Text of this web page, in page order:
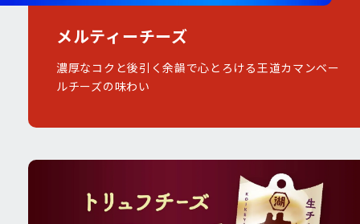
メルティーチーズ
濃厚なコクと後引く余韻で心とろける王道カマンベー
ルチーズの味わい